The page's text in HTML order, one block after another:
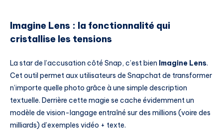
Imagine Lens : la fonctionnalité qui
cristallise les tensions
La star de l’accusation côté Snap, c’est bien Imagine Lens.
Cet outil permet aux utilisateurs de Snapchat de transformer
n’importe quelle photo grâce à une simple description
textuelle. Derrière cette magie se cache évidemment un
modèle de vision-langage entraîné sur des millions (voire des
milliards) d’exemples vidéo + texte.